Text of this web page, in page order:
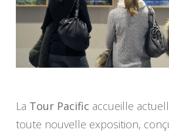
La Tour Pacific accueille
toute nouvelle exposition,